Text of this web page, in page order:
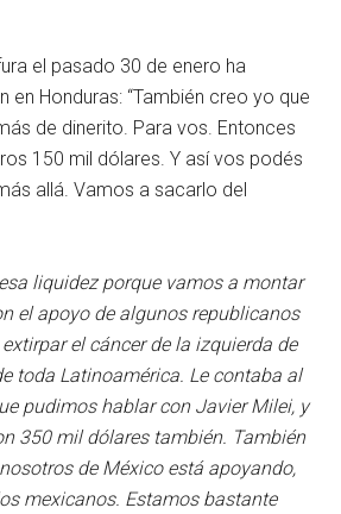
el pasado 30 de enero ha
Honduras: “También creo yo que
de dinerito. Para vos. Entonces
150 mil dólares. Y así vos podés
allá. Vamos a sacarlo del
liquidez porque vamos a montar
el apoyo de algunos republicanos
el cáncer de la izquierda de
toda Latinoamérica. Le contaba al
pudimos hablar con Javier Milei, y
350 mil dólares también. También
de México está apoyando,
mexicanos. Estamos bastante